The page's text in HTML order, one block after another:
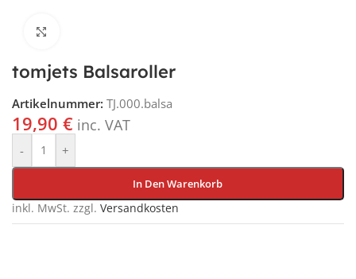
tomjets Balsaroller
Artikelnummer: TJ.000.balsa
19,90 € inc. VAT
- +
In Den Warenkorb
inkl. MwSt. zzgl. Versandkosten